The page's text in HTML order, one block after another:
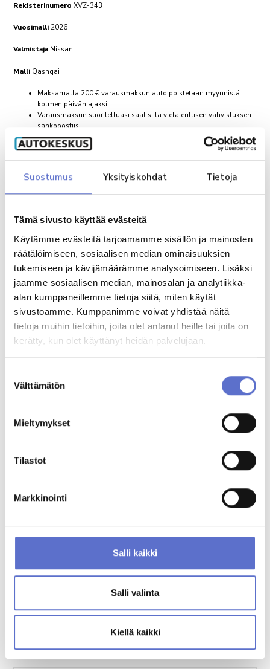
Suostumus Yksityiskohdat Tietoja
Tämä sivusto käyttää evästeitä
Käytämme evästeitä tarjoamamme sisällön ja mainosten
räätälöimiseen, sosiaalisen median ominaisuuksien
tukemiseen ja kävijämäärämme analysoimiseen. Lisäksi
jaamme sosiaalisen median, mainosalan ja analytiikka-
alan kumppaneillemme tietoja siitä, miten käytät
sivustoamme. Kumppanimme voivat yhdistää näitä
tietoja muihin tietoihin, joita olet antanut heille tai joita on
kerätty, kun olet käyttänyt heidän palvelujaan.
valinta
Välttämätön
Mieltymykset
Tilastot
Markkinointi
Salli kaikki
Salli valinta
Kiellä kaikki
RekisterinumeroXVZ-343
Vuosimalli 2026
Valmistaja Nissan
Malli Qashqai
Maksamalla 200 € varausmaksun auto poistetaan myynnistä
kolmen päivän ajaksi
Varausmaksun suoritettuasi saat siitä vielä erillisen vahvistuksen
sähköpostiisi
Myyjämme on mahdollisimman pian sinuun yhteydessä
kaupantekoa varten aukioloaikojemme puitteissa
Varausmaksu vähennetään lopullisesta kauppasummasta
yhdessä myyjän kanssa
Varausmaksu suoritetaan Paytrail-palvelulla
Maksunvälityspalvelun toteuttajana ja maksupalveluntarjoajana toimii
Paytrail Oyj (2122839-7) yhteistyössä suomalaisten pankkien ja
luottolaitosten kanssa. Paytrail Oyj näkyy maksun saajana tiliotteella tai
korttilaskulla ja välittää maksun kauppiaalle. Paytrail Oyj:llä on
maksulaitoksen toimilupa. Reklamaatiotapauksissa pyydämme
ottamaan ensisijaisesti yhteyttä tuotteen toimittajaan.
40100 Jyväskylä